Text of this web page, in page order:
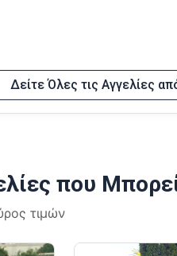
Δείτε Όλες τις Αγγελίες
που
τιμών